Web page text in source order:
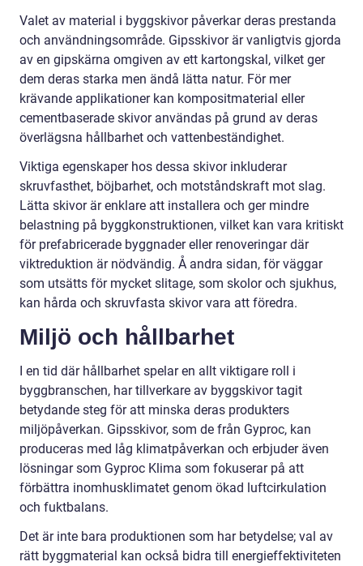
Valet av material i byggskivor påverkar deras prestanda
och användningsområde. Gipsskivor är vanligtvis gjorda
av en gipskärna omgiven av ett kartongskal, vilket ger
dem deras starka men ändå lätta natur. För mer
krävande applikationer kan kompositmaterial eller
cementbaserade skivor användas på grund av deras
överlägsna hållbarhet och vattenbeständighet.
Viktiga egenskaper hos dessa skivor inkluderar
skruvfasthet, böjbarhet, och motståndskraft mot slag.
Lätta skivor är enklare att installera och ger mindre
belastning på byggkonstruktionen, vilket kan vara kritiskt
för prefabricerade byggnader eller renoveringar där
viktreduktion är nödvändig. Å andra sidan, för väggar
som utsätts för mycket slitage, som skolor och sjukhus,
kan hårda och skruvfasta skivor vara att föredra.
Miljö och hållbarhet
I en tid där hållbarhet spelar en allt viktigare roll i
byggbranschen, har tillverkare av byggskivor tagit
betydande steg för att minska deras produkters
miljöpåverkan. Gipsskivor, som de från Gyproc, kan
produceras med låg klimatpåverkan och erbjuder även
lösningar som Gyproc Klima som fokuserar på att
förbättra inomhusklimatet genom ökad luftcirkulation
och fuktbalans.
Det är inte bara produktionen som har betydelse; val av
rätt byggmaterial kan också bidra till energieffektiviteten